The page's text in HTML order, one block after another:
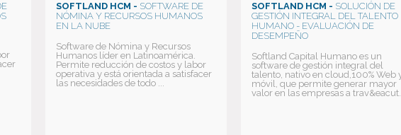
SOFTLAND HCM - SOFTWARE DE
NÓMINA Y RECURSOS HUMANOS
EN LA NUBE
Software de Nómina y Recursos
Humanos líder en Latinoamérica.
Permite reducción de costos y labor
operativa y está orientada a satisfacer
las necesidades de todo ...
SOFTLAND HCM - SOLUCIÓN DE
GESTIÓN INTEGRAL DEL TALENTO
HUMANO - EVALUACIÓN DE
DESEMPEÑO
Softland Capital Humano es un
software de gestión integral del
talento, nativo en cloud,100% Web
móvil, que permite generar mayor
valor en las empresas a